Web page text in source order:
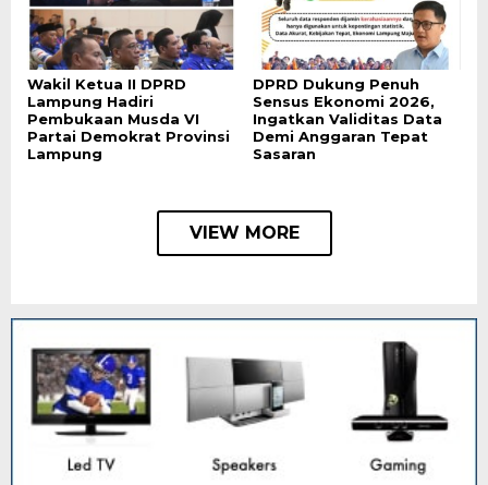
Wakil Ketua II DPRD
Lampung Hadiri
Pembukaan Musda VI
Partai Demokrat Provinsi
Lampung
DPRD Dukung Penuh
Sensus Ekonomi 2026,
Ingatkan Validitas Data
Demi Anggaran Tepat
Sasaran
VIEW MORE